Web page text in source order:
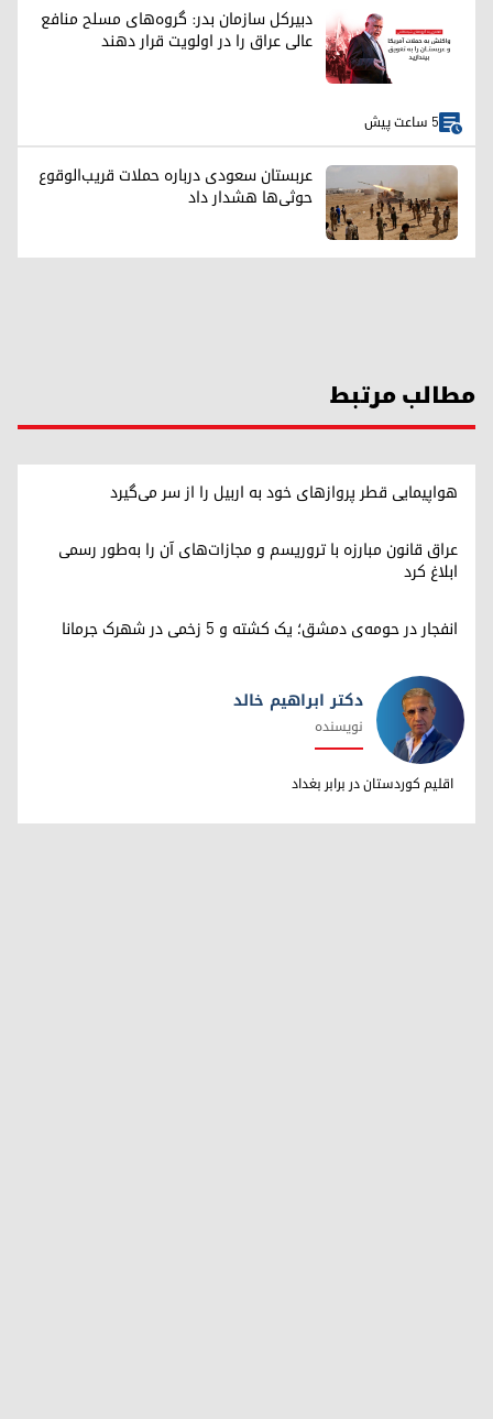
دبیرکل سازمان بدر: گروه‌های مسلح منافع
عالی عراق را در اولویت قرار دهند
5 ساعت پیش
عربستان سعودی درباره حملات قریب‌الوقوع
حوثی‌ها هشدار داد
مطالب مرتبط
هواپیمایی قطر پروازهای خود به اربیل را از سر می‌گیرد
عراق قانون مبارزه با تروریسم و مجازات‌های آن را به‌طور رسمی
ابلاغ کرد
انفجار در حومه‌ی دمشق؛ یک کشته و ۵ زخمی در شهرک جرمانا
دکتر ابراهیم خالد
دکتر ابراهیم خالد
نویسنده
اقلیم کوردستان در برابر بغداد